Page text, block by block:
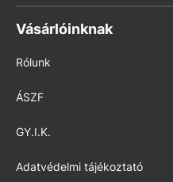
Vásárlóinknak
Rólunk
ÁSZF
GY.I.K.
Adatvédelmi tájékoztató